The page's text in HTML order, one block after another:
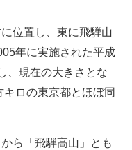
位置し、東に飛騨山
年に実施された平成
、現在の大きさとな
ロの東京都とほぼ同
ら「飛騨高山」とも